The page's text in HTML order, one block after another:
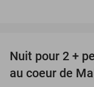
Nuit pour 2 +
au coeur de